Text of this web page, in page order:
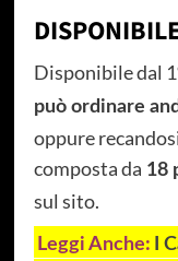
Disponibile dal
può ordinare
oppure
composta da 18
sul sito.
Leggi Anche:
I